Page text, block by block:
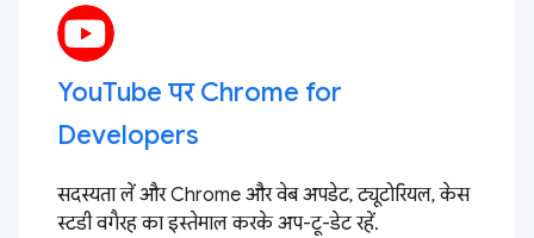
YouTube पर Chrome for
Developers
सदस्यता लें और Chrome और वेब अपडेट, ट्यूटोरियल, केस
स्टडी वगैरह का इस्तेमाल करके अप-टू-डेट रहें.